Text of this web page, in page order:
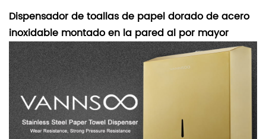
Dispensador de toallas de papel dorado de acero
inoxidable montado en la pared al por mayor